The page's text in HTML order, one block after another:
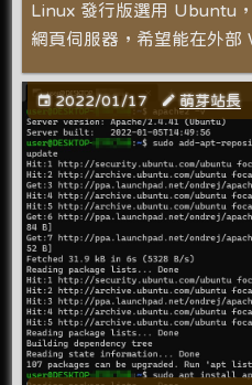
Linux 發行版選用 Ubuntu
網頁伺服器，希望能在外
2022/01/17 萌芽站長